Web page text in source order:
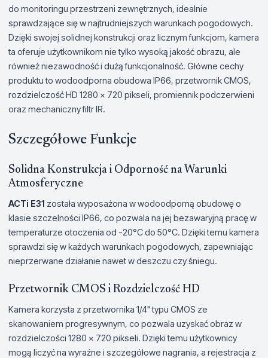
do monitoringu przestrzeni zewnętrznych, idealnie
sprawdzające się w najtrudniejszych warunkach pogodowych.
Dzięki swojej solidnej konstrukcji oraz licznym funkcjom, kamera
ta oferuje użytkownikom nie tylko wysoką jakość obrazu, ale
również niezawodność i dużą funkcjonalność. Główne cechy
produktu to wodoodporna obudowa IP66, przetwornik CMOS,
rozdzielczość HD 1280 x 720 pikseli, promiennik podczerwieni
oraz mechaniczny filtr IR.
Szczegółowe Funkcje
Solidna Konstrukcja i Odporność na Warunki
Atmosferyczne
ACTi E31 została wyposażona w wodoodporną obudowę o
klasie szczelności IP66, co pozwala na jej bezawaryjną pracę w
temperaturze otoczenia od -20°C do 50°C. Dzięki temu kamera
sprawdzi się w każdych warunkach pogodowych, zapewniając
nieprzerwane działanie nawet w deszczu czy śniegu.
Przetwornik CMOS i Rozdzielczość HD
Kamera korzysta z przetwornika 1/4" typu CMOS ze
skanowaniem progresywnym, co pozwala uzyskać obraz w
rozdzielczości 1280 x 720 pikseli. Dzięki temu użytkownicy
mogą liczyć na wyraźne i szczegółowe nagrania, a rejestracja z